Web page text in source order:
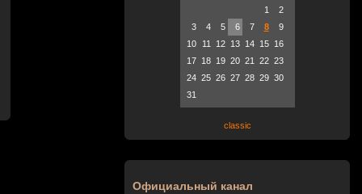
1
2
3
4 5 6 7 8
9
10
11 12 13 14 15
16
17
18 19 20 21 22 23
24 25 26 27 28 29 30
31
classic
Официальный канал